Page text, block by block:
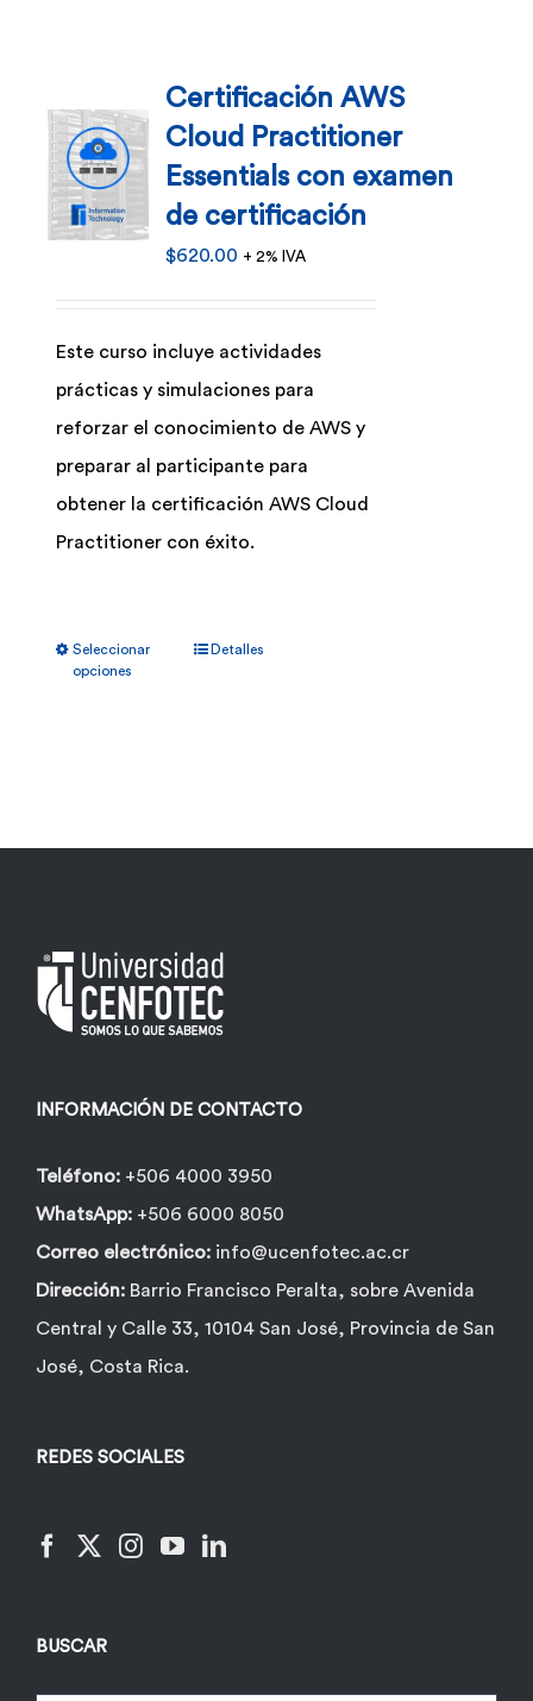
Certificación AWS
Cloud Practitioner
Essentials con examen
de certificación
$620.00 + 2% IVA
Este curso incluye actividades
prácticas y simulaciones para
reforzar el conocimiento de AWS y
preparar al participante para
obtener la certificación AWS Cloud
Practitioner con éxito.
Seleccionar
opciones
elegir
en
de
Detalles
INFORMACIÓN DE CONTACTO
Teléfono: +506 4000 3950
WhatsApp: +506 6000 8050
Correo electrónico: info@ucenfotec.ac.cr
Dirección: Barrio Francisco Peralta, sobre Avenida
Central y Calle 33, 10104 San José, Provincia de San
José, Costa Rica.
REDES SOCIALES
BUSCAR